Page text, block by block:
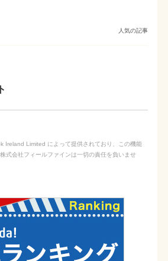
人気の記事
Ireland Limited によって提供されており、この機能
式会社フィールファインは一切の責任を負いませ